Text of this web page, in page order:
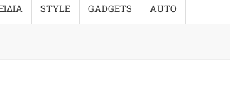
STYLE GADGETS AUTO